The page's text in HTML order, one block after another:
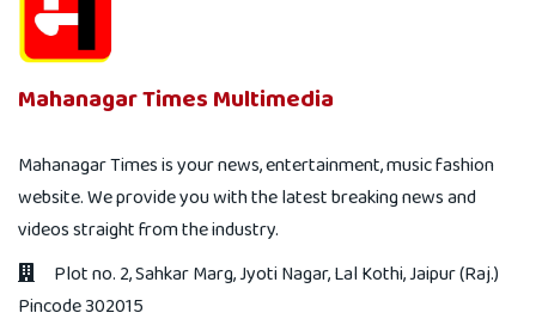
Mahanagar Times Multimedia
Mahanagar Times is your news, entertainment, music fashion
website. We provide you with the latest breaking news and
videos straight from the industry.
Plot no. 2, Sahkar Marg, Jyoti Nagar, Lal Kothi, Jaipur (Raj.)
Pincode 302015